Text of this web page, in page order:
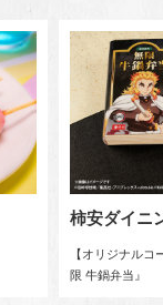
柿安ダイニ
【オリジナル
限 牛鍋弁当』